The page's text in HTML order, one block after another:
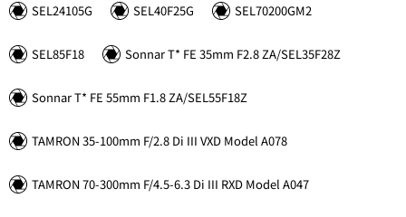
SEL24105G SEL40F25G SEL70200GM2
SEL85F18 SonnarT* FE 35mm F2.8 ZA/SEL35F28Z
SonnarT* FE 55mm F1.8 ZA/SEL55F18Z
TAMRON 35-100mm F/2.8 Di III VXD Model A078
TAMRON 70-300mm F/4.5-6.3 Di III RXD Model A047